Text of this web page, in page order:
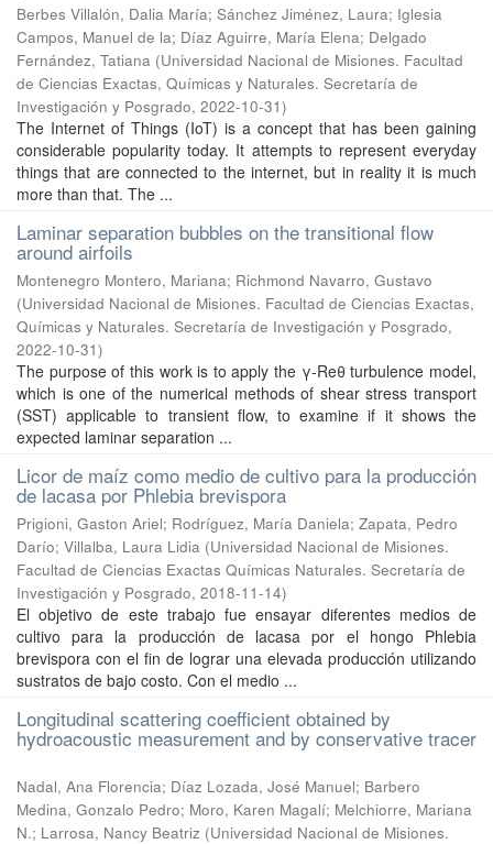
Berbes Villalón, Dalia María; Sánchez Jiménez, Laura; Iglesia
Campos, Manuel de la; Díaz Aguirre, María Elena; Delgado
Fernández, Tatiana (Universidad Nacional de Misiones. Facultad
de Ciencias Exactas, Químicas y Naturales. Secretaría de
Investigación y Posgrado, 2022-10-31)
The Internet of Things (IoT) is a concept that has been gaining
considerable popularity today. It attempts to represent everyday
things that are connected to the internet, but in reality it is much
more than that. The ...
Laminar separation bubbles on the transitional flow
around airfoils
Montenegro Montero, Mariana; Richmond Navarro, Gustavo
(Universidad Nacional de Misiones. Facultad de Ciencias Exactas,
Químicas y Naturales. Secretaría de Investigación y Posgrado,
2022-10-31)
The purpose of this work is to apply the γ-Reθ turbulence model,
which is one of the numerical methods of shear stress transport
(SST) applicable to transient flow, to examine if it shows the
expected laminar separation ...
Licor de maíz como medio de cultivo para la producción
de lacasa por Phlebia brevispora
Prigioni, Gaston Ariel; Rodríguez, María Daniela; Zapata, Pedro
Darío; Villalba, Laura Lidia (Universidad Nacional de Misiones.
Facultad de Ciencias Exactas Químicas Naturales. Secretaría de
Investigación y Posgrado, 2018-11-14)
El objetivo de este trabajo fue ensayar diferentes medios de
cultivo para la producción de lacasa por el hongo Phlebia
brevispora con el fin de lograr una elevada producción utilizando
sustratos de bajo costo. Con el medio ...
Longitudinal scattering coefficient obtained by
hydroacoustic measurement and by conservative tracer
Nadal, Ana Florencia; Díaz Lozada, José Manuel; Barbero
Medina, Gonzalo Pedro; Moro, Karen Magalí; Melchiorre, Mariana
N.; Larrosa, Nancy Beatriz (Universidad Nacional de Misiones.